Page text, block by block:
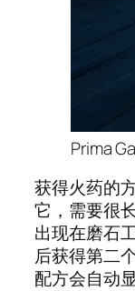
Prima
获得火药的
它，需要很
出现在磨石
后获得第二
配方会自动显